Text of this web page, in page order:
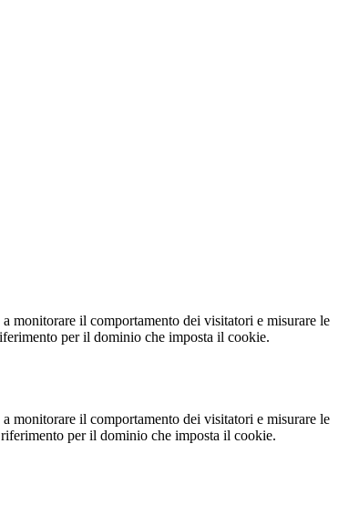
monitorare il comportamento dei visitatori e misurare le
per il dominio che imposta il cookie.
monitorare il comportamento dei visitatori e misurare le
per il dominio che imposta il cookie.